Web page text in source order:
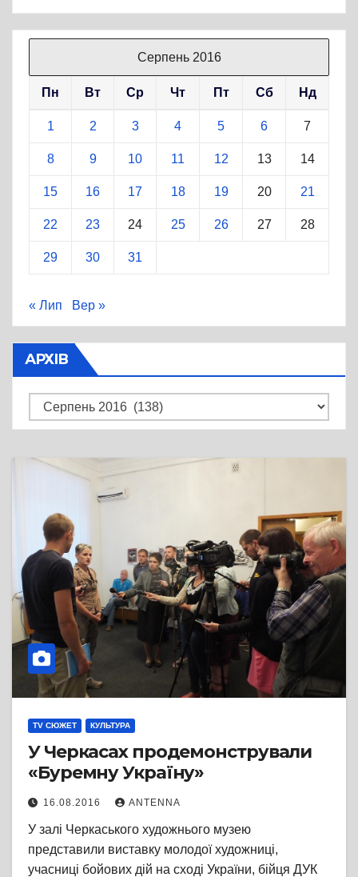
Серпень 2016
Пн Вт Ср Чт Пт Сб Нд
1 2 3 4 5 6 7
8 9 10 11 12 13 14
15 16 17 18 19 20 21
22 23 24 25 26 27 28
29 30 31
« Лип Вер »
АРХІВ
Архів
TV СЮЖЕТ КУЛЬТУРА
У Черкасах продемонстрували
«Буремну Україну»
16.08.2016 ANTENNA
У залі Черкаського художнього музею
представили виставку молодої художниці,
учасниці бойових дій на сході України, бійця ДУК